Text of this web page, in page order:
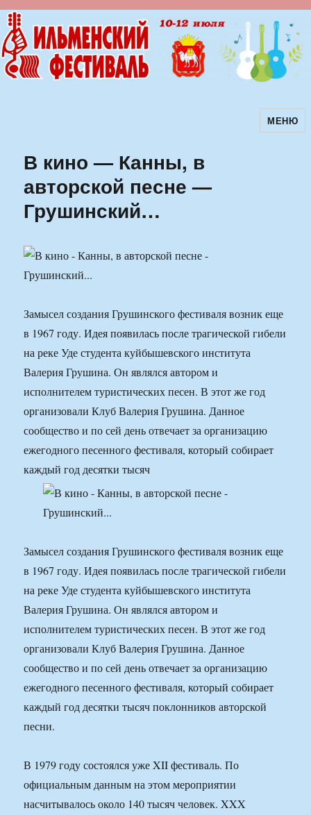
Ильменский фестиваль авторскойМЕНЮ
В кино — Канны, в
авторской песне —
Грушинский…
Замысел создания Грушинского фестиваля возник еще
в 1967 году. Идея появилась после трагической гибели
на реке Уде студента куйбышевского института
Валерия Грушина. Он являлся автором и
исполнителем туристических песен. В этот же год
организовали Клуб Валерия Грушина. Данное
сообщество и по сей день отвечает за организацию
ежегодного песенного фестиваля, который собирает
каждый год десятки тысяч
Замысел создания Грушинского фестиваля возник еще
в 1967 году. Идея появилась после трагической гибели
на реке Уде студента куйбышевского института
Валерия Грушина. Он являлся автором и
исполнителем туристических песен. В этот же год
организовали Клуб Валерия Грушина. Данное
сообщество и по сей день отвечает за организацию
ежегодного песенного фестиваля, который собирает
каждый год десятки тысяч поклонников авторской
песни.
В 1979 году состоялся уже XII фестиваль. По
официальным данным на этом мероприятии
насчитывалось около 140 тысяч человек. XXX